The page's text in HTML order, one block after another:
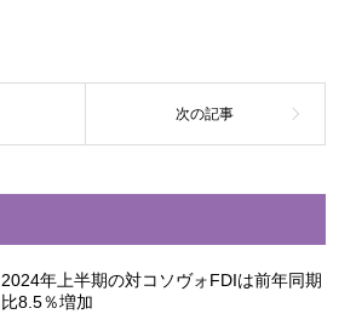
2024年上半期の対コソヴォFDIは前年同期
比8.5％増加